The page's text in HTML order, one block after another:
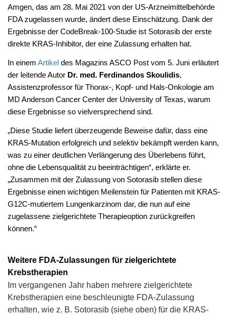
Amgen, das am 28. Mai 2021 von der US-Arzneimittelbehörde
FDA zugelassen wurde, ändert diese Einschätzung. Dank der
Ergebnisse der CodeBreak-100-Studie ist Sotorasib der erste
direkte KRAS-Inhibitor, der eine Zulassung erhalten hat.
In einem Artikel des Magazins ASCO Post vom 5. Juni erläutert
der leitende Autor Dr. med. Ferdinandos Skoulidis,
Assistenzprofessor für Thorax-, Kopf- und Hals-Onkologie am
MD Anderson Cancer Center der University of Texas, warum
diese Ergebnisse so vielversprechend sind.
„Diese Studie liefert überzeugende Beweise dafür, dass eine
KRAS-Mutation erfolgreich und selektiv bekämpft werden kann,
was zu einer deutlichen Verlängerung des Überlebens führt,
ohne die Lebensqualität zu beeinträchtigen“, erklärte er.
„Zusammen mit der Zulassung von Sotorasib stellen diese
Ergebnisse einen wichtigen Meilenstein für Patienten mit KRAS-
G12C-mutiertem Lungenkarzinom dar, die nun auf eine
zugelassene zielgerichtete Therapieoption zurückgreifen
können.“
Weitere FDA-Zulassungen für zielgerichtete
Krebstherapien
Im vergangenen Jahr haben mehrere zielgerichtete
Krebstherapien eine beschleunigte FDA-Zulassung
erhalten, wie z. B. Sotorasib (siehe oben) für die KRAS-